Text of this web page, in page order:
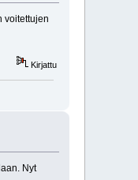
voitettujen
Kirjattu
Nyt